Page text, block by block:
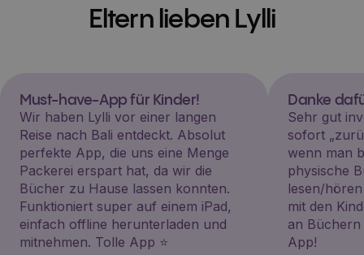
Eltern lieben Lylli
Must-have-App für Kinder!
Wir haben Lylli vor einer langen
Reise nach Bali entdeckt. Absolut
perfekte App, die uns eine Menge
Packerei erspart hat, da wir die
Bücher zu Hause lassen konnten.
Funktioniert super auf einem iPad,
einfach offline herunterladen und
mitnehmen. Tolle App ⭐️
Danke
Sehr gut
sofort
wenn man
physische
lesen/
mit den
an Büchern
App!